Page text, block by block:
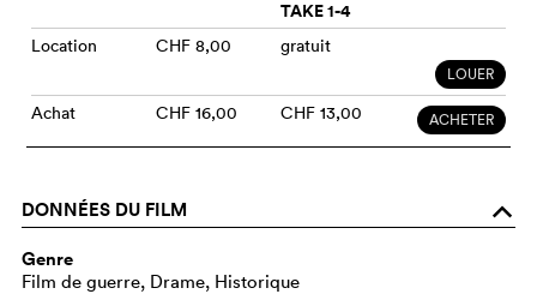
TAKE 1-4
Location CHF 8,00 gratuit
LOUER
Achat CHF 16,00 CHF 13,00 ACHETER
DONNÉES DU FILM o
Genre
Film de guerre, Drame, Historique